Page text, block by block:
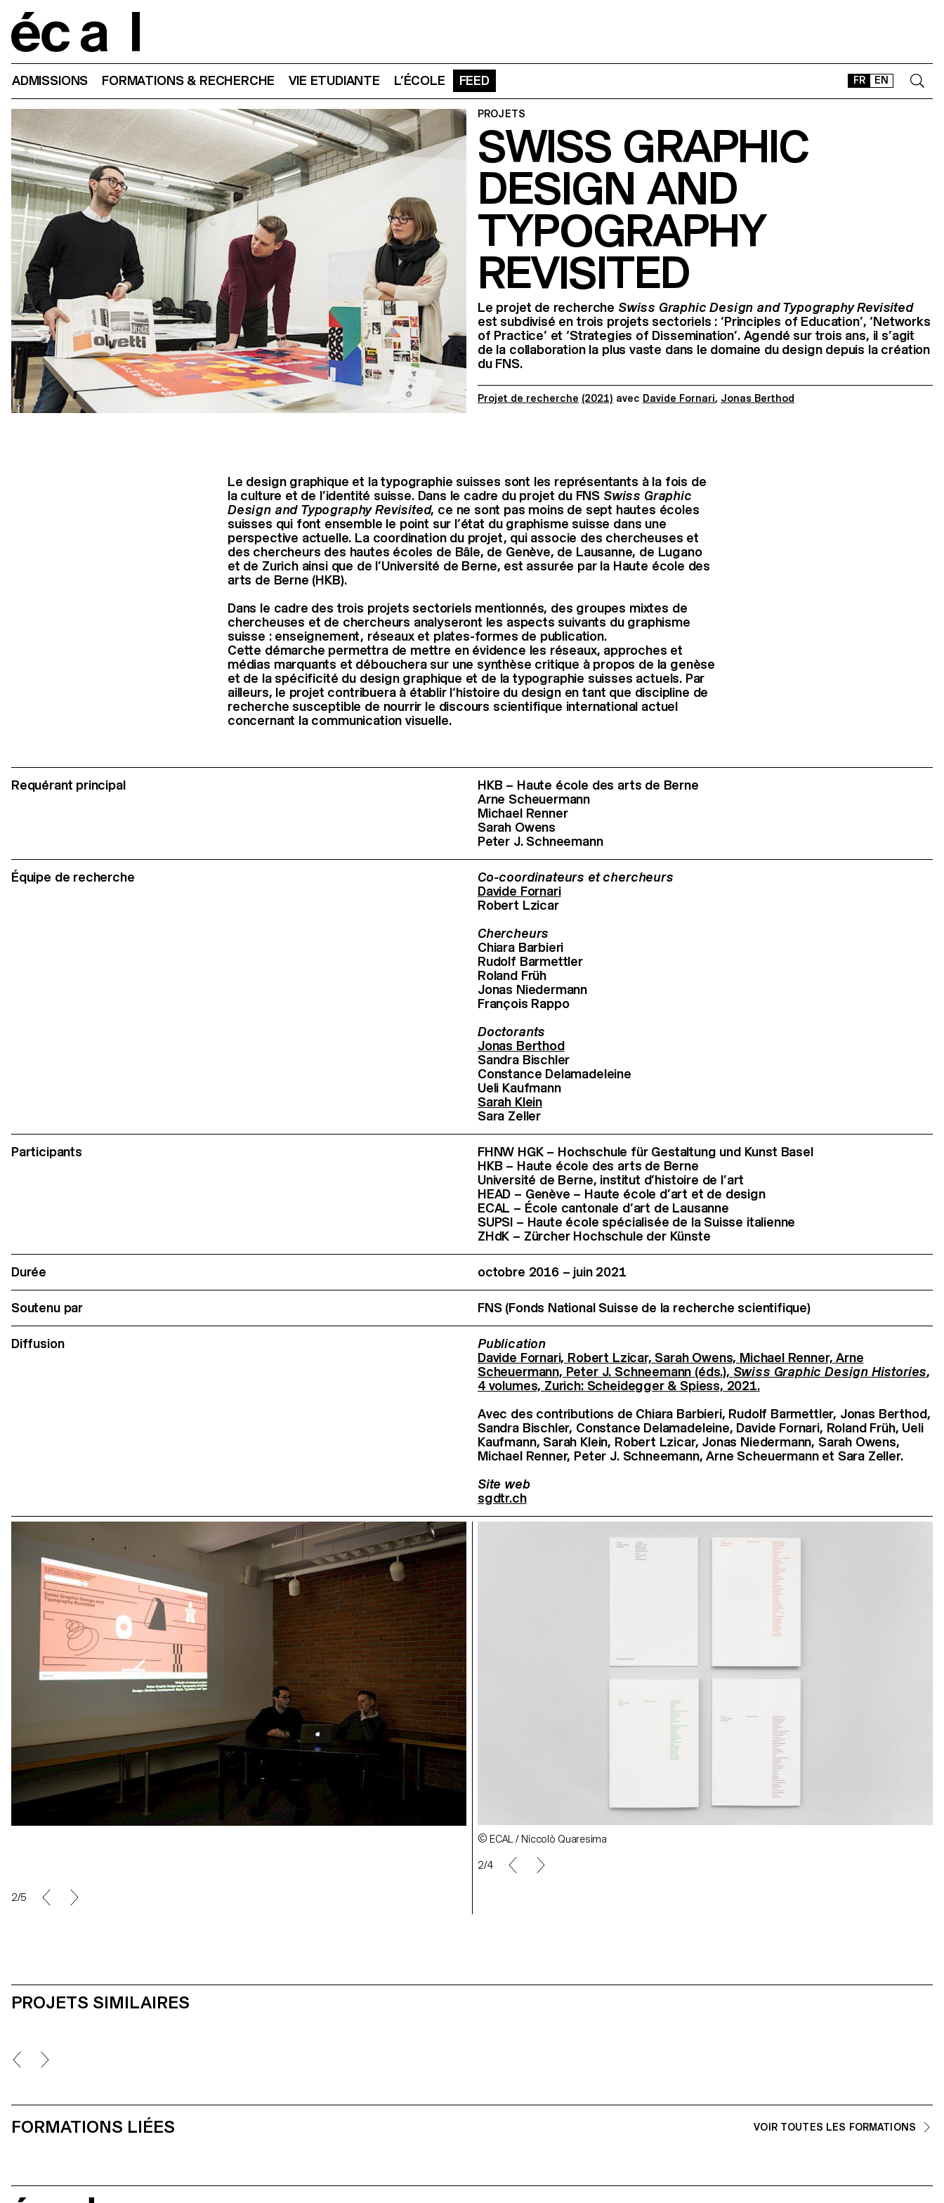
FR EN
ADMISSIONS FORMATIONS & RECHERCHE VIE ETUDIANTE L’ÉCOLE FEED
PROJETS
SWISS GRAPHIC
DESIGN AND
TYPOGRAPHY
REVISITED
Le projet de recherche Swiss Graphic Design and Typography Revisited
est subdivisé en trois projets sectoriels : ‘Principles of Education’, ‘Networks
of Practice’ et ‘Strategies of Dissemination’. Agendé sur trois ans, il s’agit
de la collaboration la plus vaste dans le domaine du design depuis la création
du FNS.
Projet de recherche (2021) avec Davide Fornari, Jonas Berthod
Le design graphique et la typographie suisses sont les représentants à la fois de
la culture et de l’identité suisse. Dans le cadre du projet du FNS Swiss Graphic
Design and Typography Revisited, ce ne sont pas moins de sept hautes écoles
suisses qui font ensemble le point sur l’état du graphisme suisse dans une
perspective actuelle. La coordination du projet, qui associe des chercheuses et
des chercheurs des hautes écoles de Bâle, de Genève, de Lausanne, de Lugano
et de Zurich ainsi que de l’Université de Berne, est assurée par la Haute école des
arts de Berne (HKB).
Dans le cadre des trois projets sectoriels mentionnés, des groupes mixtes de
chercheuses et de chercheurs analyseront les aspects suivants du graphisme
suisse : enseignement, réseaux et plates-formes de publication.
Cette démarche permettra de mettre en évidence les réseaux, approches et
médias marquants et débouchera sur une synthèse critique à propos de la genèse
et de la spécificité du design graphique et de la typographie suisses actuels. Par
ailleurs, le projet contribuera à établir l‘histoire du design en tant que discipline de
recherche susceptible de nourrir le discours scientifique international actuel
concernant la communication visuelle.
Requérant principal
HKB – Haute école des arts de Berne
Arne Scheuermann
Michael Renner
Sarah Owens
Peter J. Schneemann
Équipe de recherche
Co-coordinateurs et chercheurs
Davide Fornari
Robert Lzicar
Chercheurs
Chiara Barbieri
Rudolf Barmettler
Roland Früh
Jonas Niedermann
François Rappo
Doctorants
Jonas Berthod
Sandra Bischler
Constance Delamadeleine
Ueli Kaufmann
Sarah Klein
Sara Zeller
Participants
FHNW HGK – Hochschule für Gestaltung und Kunst Basel
HKB – Haute école des arts de Berne
Université de Berne, institut d’histoire de l’art
HEAD – Genève – Haute école d’art et de design
ECAL – École cantonale d’art de Lausanne
SUPSI – Haute école spécialisée de la Suisse italienne
ZHdK – Zürcher Hochschule der Künste
Durée octobre 2016 – juin 2021
Soutenu par FNS (Fonds National Suisse de la recherche scientifique)
Diffusion
Publication
Davide Fornari, Robert Lzicar, Sarah Owens, Michael Renner, Arne
Scheuermann, Peter J. Schneemann (éds.), Swiss Graphic Design Histories,
4 volumes, Zurich: Scheidegger & Spiess, 2021.
Avec des contributions de Chiara Barbieri, Rudolf Barmettler, Jonas Berthod,
Sandra Bischler, Constance Delamadeleine, Davide Fornari, Roland Früh, Ueli
Kaufmann, Sarah Klein, Robert Lzicar, Jonas Niedermann, Sarah Owens,
Michael Renner, Peter J. Schneemann, Arne Scheuermann et Sara Zeller.
Site web
sgdtr.ch
2/5
© ECAL / Niccolò Quaresima
2/4
PROJETS SIMILAIRES
FORMATIONS LIÉES VOIR TOUTES LES FORMATIONS